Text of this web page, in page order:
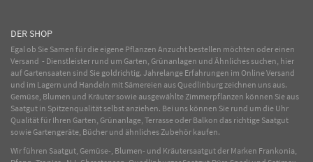
DER SHOP
Egal ob Sie Samen für die eigene Pflanzen Anzucht bestellen möchten oder einen
Versand - Dienstleister rund um Garten, Grünanlagen und Ähnliches suchen, hier
auf Gartensaaten sind Sie goldrichtig. Jahrelange Erfahrungen im OnlineVersand
und im Lagern und Handeln mit Sämereien aus Quedlinburg zeichnen uns aus.
Gemüse, Blumen und Kräuter sowie ausgewählteZimmerpflanzen können Sie aus
Saatgut in Spitzenqualität selbst anziehen. Bei uns können Sie rund um die Uhr
Qualität für Ihren Garten, Grünanlage, Terrasse oder Balkon das richtige Saatgut
sowie Gartengeräte, Bücher und ähnliches Zubehör kaufen.
Wir führen Saatgut, Gemüse-, Blumen- und Kräutersaatgut der Marken Frankonia,